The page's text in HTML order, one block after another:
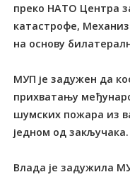
преко НАTО Центра
катастрофе,
на основу
МУП је задужен да
прихватању
шумских пожара из
једном од закључака.
Влада је задужила